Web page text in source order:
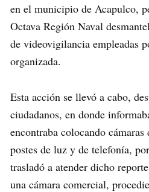
en el municipio de Acapulco,
Octava Región Naval
de videovigilancia empleadas
organizada.
Esta acción se llevó a cabo,
ciudadanos, en donde
encontraba colocando
postes de luz y de telefonía,
trasladó a atender dicho
una cámara comercial,